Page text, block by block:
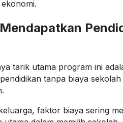
tarik utama program ini
tanpa biaya
faktor biaya sering